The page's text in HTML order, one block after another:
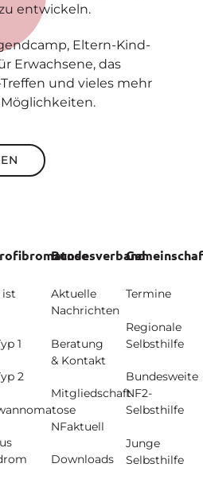
entwickeln.
Eltern-Kind-
Erwachsene, das
und vieles mehr
ist
1
2
Bundesverband
Aktuelle
Nachrichten
Beratung
& Kontakt
Mitgliedschaft
NFaktuell
Downloads
Termine
Regionale
Selbsthilfe
Bundesweite
NF2-
Selbsthilfe
Junge
Selbsthilfe